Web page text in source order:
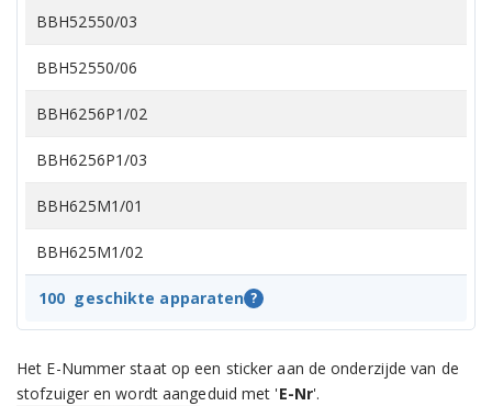
BBH52550/03
BBH52550/06
BBH6256P1/02
BBH6256P1/03
BBH625M1/01
BBH625M1/02
BBH625M1/03
BBH625W60/02
100 geschikte apparaten ?
Het E-Nummer staat op een sticker aan de onderzijde van de
stofzuiger en wordt aangeduid met 'E-Nr'.